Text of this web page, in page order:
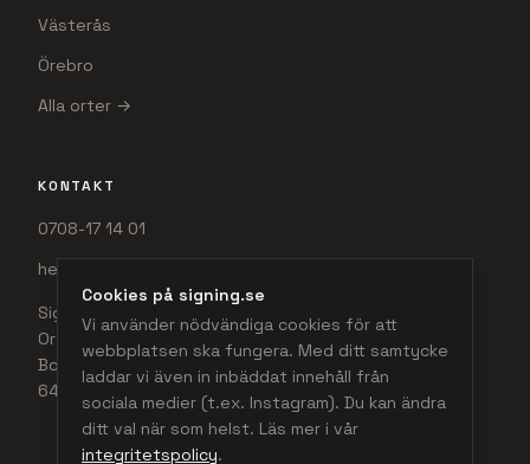
Västerås
Örebro
Alla orter →
KONTAKT
0708-17 14 01
hej@signing.se
Signing AB
Org.nr 556642-1334
Bondegatan 44E
645 32 Strängnäs
Cookies på signing.se
Vi använder nödvändiga cookies för att
webbplatsen ska fungera. Med ditt samtycke
laddar vi även in inbäddat innehåll från
sociala medier (t.ex. Instagram). Du kan ändra
ditt val när som helst. Läs mer i vår
integritetspolicy.